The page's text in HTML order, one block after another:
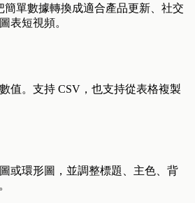
簡單數據轉換成適合產品更新、社交
表短視頻。
值。支持 CSV，也支持從表格複製
或環形圖，並調整標題、主色、背